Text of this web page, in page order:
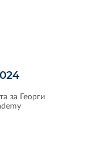
за Георги